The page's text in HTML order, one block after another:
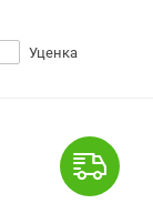
Уценка